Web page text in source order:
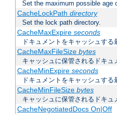
Set the maximum possible age
CacheLockPath directory
Set the lock path directory.
CacheMaxExpire seconds
ドキュメントをキャッシュす
CacheMaxFileSize bytes
キャッシュに保管されるドキ
CacheMinExpire seconds
ドキュメントをキャッシュする
CacheMinFileSize bytes
キャッシュに保管されるドキ
CacheNegotiatedDocs On|Off